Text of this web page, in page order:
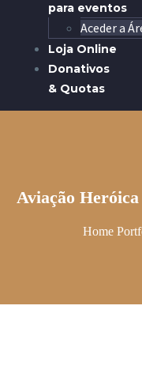
para eventos
Aceder a
Loja Online
Donativos
& Quotas
Aviação Heróica
Home